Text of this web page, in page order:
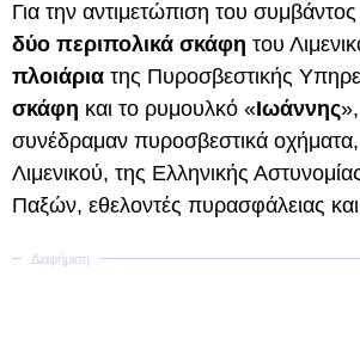
Για την αντιμετώπιση του
δύο περιπολικά σκάφη του
πλοιάρια της Πυροσβεστικής
σκάφη και το ρυμουλκό «Ιωάννης
συνέδραμαν πυροσβεστικά οχήματα,
Λιμενικού, της Ελληνικής
Παξών, εθελοντές πυρασφάλειας και